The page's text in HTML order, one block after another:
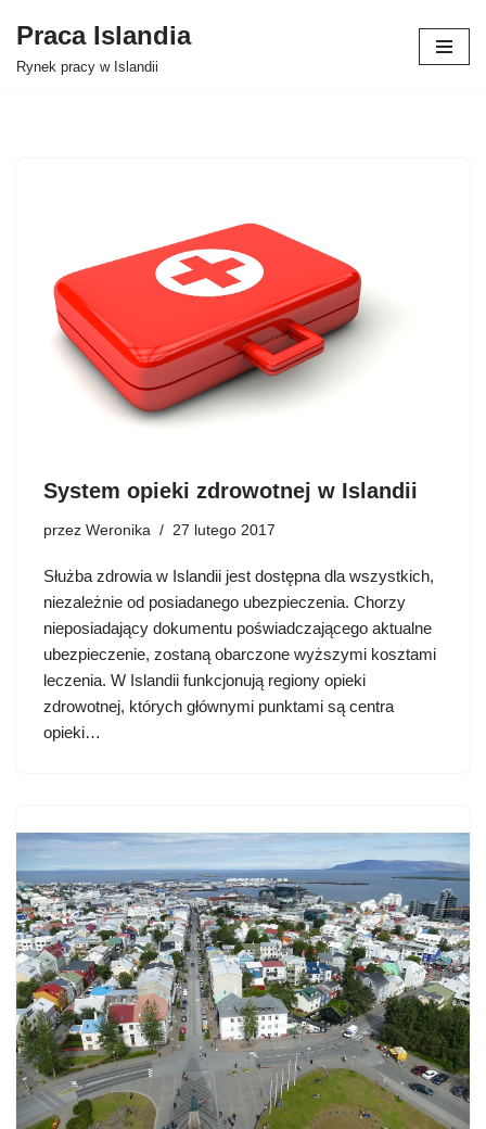
Przejdź
Praca Islandia
Rynek pracy w Islandii
System opieki zdrowotnej w Islandii
przez Weronika 27 lutego 2017
Służba zdrowia w Islandii jest dostępna dla wszystkich,
niezależnie od posiadanego ubezpieczenia. Chorzy
nieposiadający dokumentu poświadczającego aktualne
ubezpieczenie, zostaną obarczone wyższymi kosztami
leczenia. W Islandii funkcjonują regiony opieki
zdrowotnej, których głównymi punktami są centra
opieki…